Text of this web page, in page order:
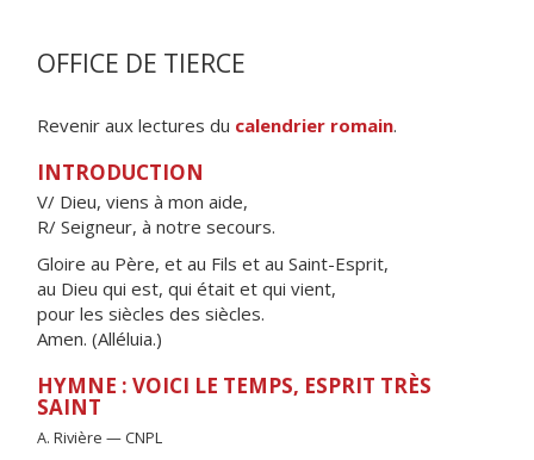
OFFICE DE TIERCE
Revenir aux lectures du calendrier romain.
INTRODUCTION
V/ Dieu, viens à mon aide,
R/ Seigneur, à notre secours.
Gloire au Père, et au Fils et au Saint-Esprit,
au Dieu qui est, qui était et qui vient,
pour les siècles des siècles.
Amen. (Alléluia.)
HYMNE : VOICI LE TEMPS, ESPRIT TRÈS
SAINT
A. Rivière — CNPL